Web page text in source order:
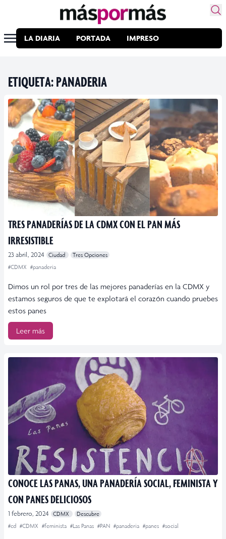
LA DIARIA PORTADA IMPRESO
ETIQUETA:PANADERIA
TRES PANADERÍAS DE LA CDMX CON EL PAN MÁS
IRRESISTIBLE
23 abril, 2024 Ciudad
Tres Opciones
#CDMX #panaderia
Dimos un rol por tres de las mejores panaderías en la CDMX y
estamos seguros de que te explotará el corazón cuando pruebes
estos panes
Leer más
CONOCE LAS PANAS, UNA PANADERÍA SOCIAL, FEMINISTA Y
CON PANES DELICIOSOS
1 febrero, 2024 CDMX
Descubre
#cd #CDMX #feminista #Las Panas #PAN #panaderia #panes #social